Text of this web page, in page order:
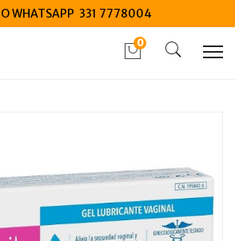
WHATSAPP 331 7778004
0